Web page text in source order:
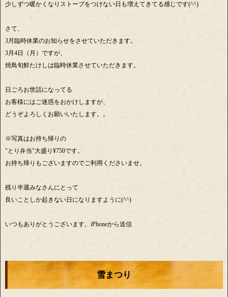
少しずつ暖かくなりストーブをつけない日も増えてきてる感じです(^^)
さて、
3月臨時休業のお知らせをさせていただきます。
3月4日（月）ですが、
焼鳥旬鮮たけしは臨時休業させていただきます。
日ごろお世話になってる
お客様にはご迷惑をおかけしますが、
どうぞよろしくお願いいたします。。
※写真はお持ち帰りの
"とり弁当"大盛り¥750です。
お持ち帰りもございますのでご利用くださいませ。
残り半週みなさんにとって
良いことしか起きない日になりますように(^^)
いつもありがとうございます。iPhoneから送信
雪まつり